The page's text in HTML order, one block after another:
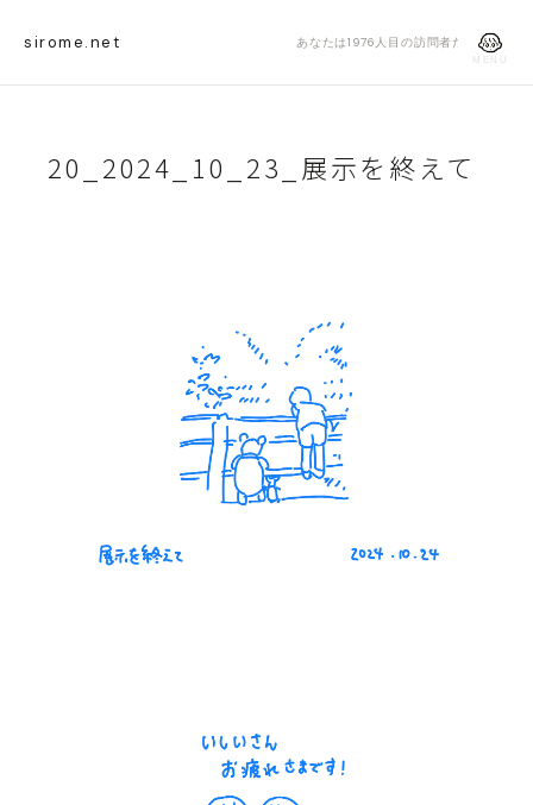
sirome.net あなたは1976人目の訪問者だよ
MENU
20_2024_10_23_展示を終えて